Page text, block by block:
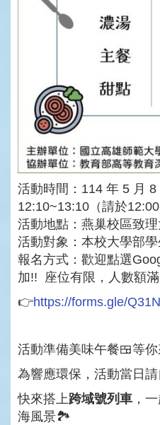
活動時間：114 年 5 月 8
12:10~13:10（請於
活動地點：燕巢校區致
活動對象：本校大學部學
報名方式：歡迎點選
加!! 座位有限，人數額
👉https://forms.gle/
活動準備美味午餐🍱等
為響應環保，活動當日
快來搭上跨域號列車 ，
海風景🏞️